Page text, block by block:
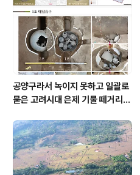
공양구라서 녹이지 못하고 일괄로
묻은 고려시대 은제 기물 떼거리로